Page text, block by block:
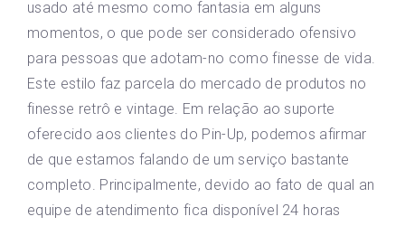
usado até mesmo como fantasia em alguns
momentos, o que pode ser considerado ofensivo
para pessoas que adotam-no como finesse de vida.
Este estilo faz parcela do mercado de produtos no
finesse retrô e vintage. Em relação ao suporte
oferecido aos clientes do Pin-Up, podemos afirmar
de que estamos falando de um serviço bastante
completo. Principalmente, devido ao fato de qual an
equipe de atendimento fica disponível 24 horas